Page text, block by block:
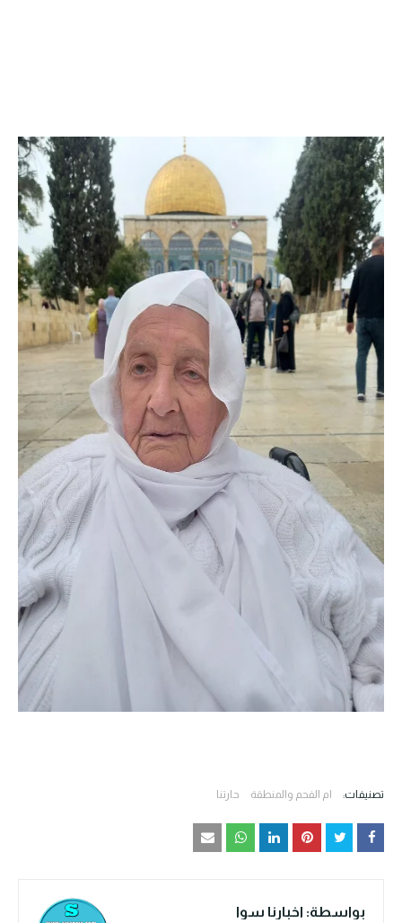
تصنيفات: ام الفحم والمنطقة حارتنا
بواسطة: اخبارنا سوا